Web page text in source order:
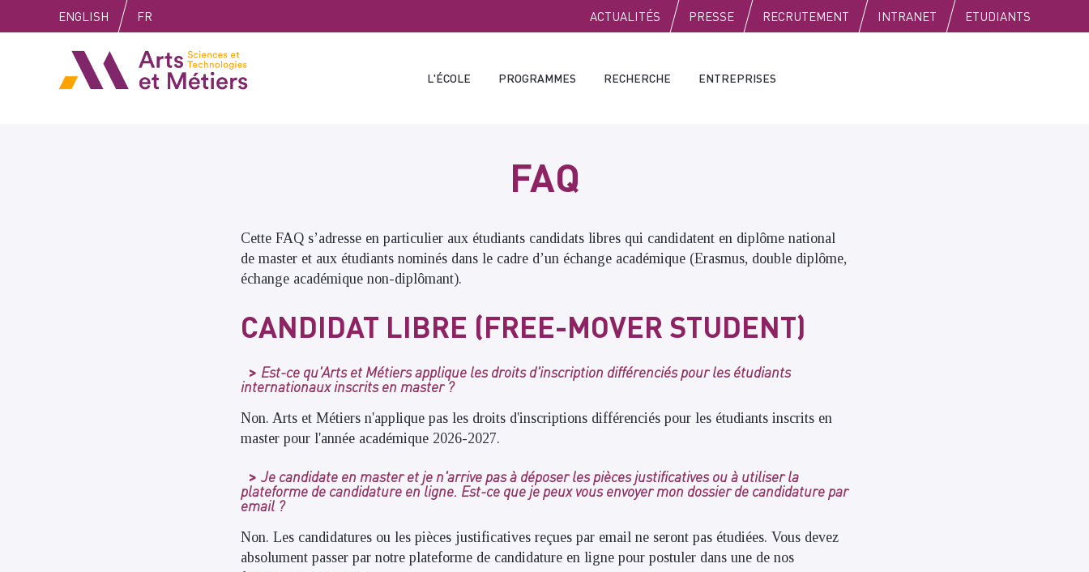
to
to
to
ENGLISH FR PUBLIC
ACTUALITÉS PRESSE RECRUTEMENT INTRANET ETUDIANTS
Arts et métiers
L'ÉCOLE PROGRAMMES RECHERCHE ENTREPRISES
FAQ
Cette FAQ s’adresse en particulier aux étudiants candidats libres qui candidatent en diplôme national
de master et aux étudiants nominés dans le cadre d’un échange académique (Erasmus, double diplôme,
échange académique non-diplômant).
CANDIDAT LIBRE (FREE-MOVER STUDENT)
Est-ce qu'Arts et Métiers applique les droits d'inscription différenciés pour les étudiants
internationaux inscrits en master ?
Non. Arts et Métiers n'applique pas les droits d'inscriptions différenciés pour les étudiants inscrits en
master pour l'année académique 2026-2027.
Je candidate en master et je n'arrive pas à déposer les pièces justificatives ou à utiliser la
plateforme de candidature en ligne. Est-ce que je peux vous envoyer mon dossier de candidature par
email ?
Non. Les candidatures ou les pièces justificatives reçues par email ne seront pas étudiées. Vous devez
absolument passer par notre plateforme de candidature en ligne pour postuler dans une de nos